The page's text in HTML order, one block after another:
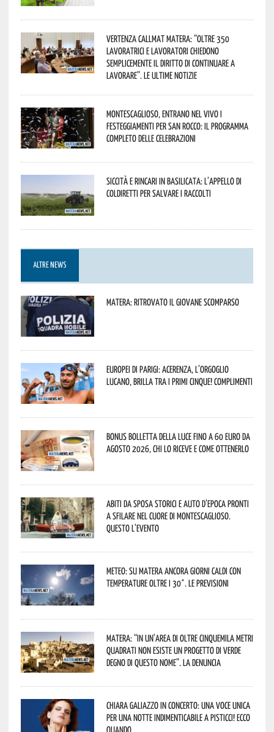
Vertenza CallMat Matera: “Oltre 350
lavoratrici e lavoratori chiedono
semplicemente il diritto di continuare a
lavorare”. Le ultime notizie
Montescaglioso, entrano nel vivo i
festeggiamenti per San Rocco: il programma
completo delle celebrazioni
Siccità e rincari in Basilicata: l’appello di
Coldiretti per salvare i raccolti
ALTRE NEWS
Matera: ritrovato il giovane scomparso
Europei di Parigi: Acerenza, l’orgoglio
lucano, brilla tra i primi cinque! Complimenti
Bonus bolletta della luce fino a 60 euro da
agosto 2026, chi lo riceve e come ottenerlo
Abiti da sposa storici e auto d’epoca pronti
a sfilare nel cuore di Montescaglioso.
Questo l’evento
Meteo: su Matera ancora giorni caldi con
temperature oltre i 30°. Le previsioni
Matera: “In un’area di oltre cinquemila metri
quadrati non esiste un progetto di verde
degno di questo nome”. La denuncia
Chiara Galiazzo in concerto: una voce unica
per una notte indimenticabile a Pisticci! Ecco
quando